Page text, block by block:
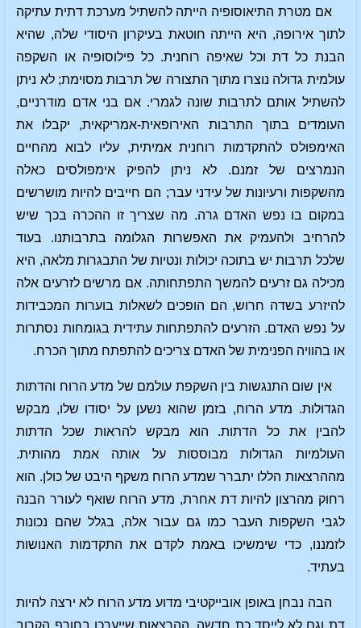
אם מטרת התיאוסופיה הייתה להשתיל מערכת דתית עתיקה
לתוך אירופה, היא הייתה חוטאת בעיקרון היסודי שלה, שהיא
הבנת כל דת וכל שאיפה רוחנית. כל פילוסופיה או השקפה
עולמית גדולה נוצרו מתוך התצורה של תרבות מסוימת; לא ניתן
להשתיל אותם לתרבות שונה לגמרי. אם בני אדם מודרניים,
העומדים בתוך התרבות האירופאית-אמריקאית, יקבלו את
האימפולס להתקדמות רוחנית אמיתית, עליו לבוא מהחיים
הנמרצים של זמנם. לא ניתן להפיק אימפולסים כאלה
מהשקפות ורעיונות של עידני עבר; הם חייבים להיות מושרשים
במקום בו נפש האדם גרה. מה שצריך זו ההכרה בכך שיש
להרחיב ולהעמיק את האפשרות הגלומה בתרבותנו. בעוד
שלכל תרבות יש בתוכה יכולות ונטיות של התבגרות מלאה, היא
מכילה גם זרעים להמשך התפתחותה. אם מרשים לזרעים אלה
להיזרע בשדה חרוש, הם הופכים לשאלות בוערות המכבידות
על נפש האדם. הזרעים להתפתחות עתידית בגומחות נסתרות
או בהוויה הפנימית של האדם צריכים להתפתח מתוך הכרח.
אין שום התנגשות בין השקפת עולמם של מדע הרוח והדתות
הגדולות. מדע הרוח, בזמן שהוא נשען על יסודו שלו, מבקש
להבין את כל הדתות. הוא מבקש להראות שכל הדתות
העולמיות הגדולות מבוססות על אותה אמת מהותית.
מההרצאות הללו יתברר שמדע הרוח משקף היבט של כולן. הוא
רחוק מהרצון להיות דת אחרת, מדע הרוח שואף לעורר הבנה
לגבי השקפות העבר כמו גם עבור אלה, בגלל שהם נכונות
לזמננו, כדי שימשיכו באמת לקדם את התקדמות האנושות
בעתיד.
הבה נבחן באופן אובייקטיבי מדוע מדע הרוח לא ירצה להיות
דת וגם לא לייסד כת חדשה. ההרצאות שייערכו בחורף הקרוב